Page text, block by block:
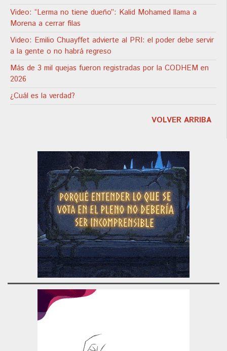
Video: “Lerma no tiene dueño”: Kalid Mohamed llama a
Morena a cerrar filas
Video: Emilio Chuayffet advierte al PRI: el poder debe servir
a la gente o no habrá regreso
Más de 3 mil quejas fueron registradas por la CODHEM en
2026
¿Cuál es la verdad?
VOLVER ARRIBA